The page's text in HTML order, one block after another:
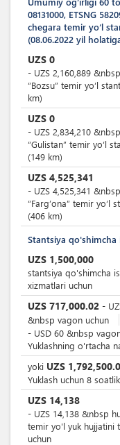
08131000, ETSNG
chegara temir yoʻl
(08.06.2022 yil
UZS 0
- UZS 2,160,889 &nbsp
“Bozsu” temir yoʻl
km)
UZS 0
- UZS 2,834,210 &nbsp
“Gulistan” temir yoʻl
(149 km)
UZS 4,525,341
- UZS 4,525,341 &nbsp
“Farg’ona” temir yoʻl
(406 km)
Stantsiya
UZS 1,500,000
stantsiya qo'shimcha
xizmatlari uchun
UZS 717,000.02 -
&nbsp vagon uchun
- USD 60 &nbsp
Yuklashning o'rtacha
yoki UZS
Yuklash uchun 8
UZS 14,138
- UZS 14,138 &nbsp
temir yo'l yuk hujjatini
uchun